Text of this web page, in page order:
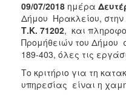
09/07/2018 ημέρα
Δήμου Ηρακλείου, στην
Τ.Κ. 71202, και
Προμήθειών του Δήμου
189-403, όλες τις
Το κριτήριο για τη
υπηρεσίας είναι η